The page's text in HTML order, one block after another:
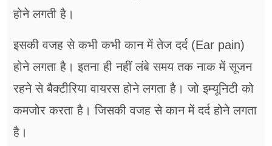
होने लगती है।
इसकी वजह से कभी कभी कान में तेज दर्द (Ear pain)
होने लगता है। इतना ही नहीं लंबे समय तक नाक में सूजन
रहने से बैक्टीरिया वायरस होने लगता है। जो इम्यूनिटी को
कमजोर करता है। जिसकी वजह से कान में दर्द होने लगता
है।